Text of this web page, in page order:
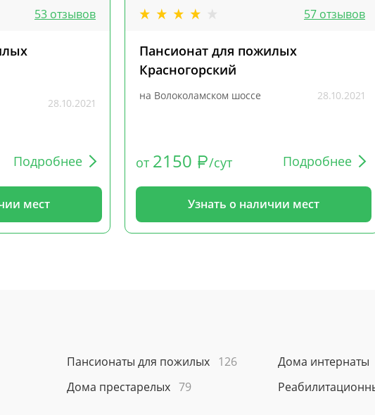
53 отзывов
28.10.2021
Подробнее
мест
57 отзывов
Пансионат для пожилых
Красногорский
на Волоколамском шоссе 28.10.2021
от 2150 /сут Подробнее
Узнать о наличии мест
Пансионаты для пожилых 126
Дома престарелых 79
Дома интернаты